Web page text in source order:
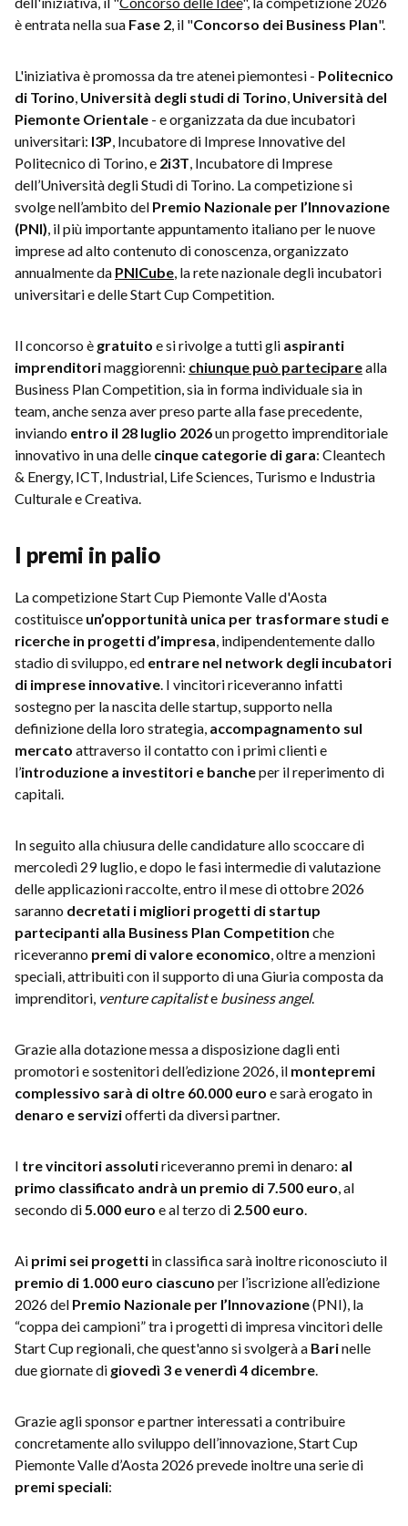
è entrata nella sua Fase 2, il "Concorso dei Business Plan".
L'iniziativa è promossa da tre atenei piemontesi - Politecnico
di Torino, Università degli studi di Torino, Università del
Piemonte Orientale - e organizzata da due incubatori
universitari: I3P, Incubatore di Imprese Innovative del
Politecnico di Torino, e 2i3T, Incubatore di Imprese
dell’Università degli Studi di Torino. La competizione si
svolge nell’ambito del Premio Nazionale per l’Innovazione
(PNI), il più importante appuntamento italiano per le nuove
imprese ad alto contenuto di conoscenza, organizzato
annualmente da PNICube, la rete nazionale degli incubatori
universitari e delle Start Cup Competition.
Il concorso è gratuito e si rivolge a tutti gli aspiranti
imprenditorimaggiorenni: chiunque può parteciparealla
Business Plan Competition, sia in forma individuale sia in
team, anche senza aver preso parte alla fase precedente,
inviando entro il 28 luglio 2026un progetto imprenditoriale
innovativo in una delle cinque categorie di gara: Cleantech
& Energy, ICT, Industrial, Life Sciences, Turismo e Industria
Culturale e Creativa.
I premi in palio
La competizione Start Cup Piemonte Valle d'Aosta
costituisce un’opportunità unica per trasformare studi e
ricerche in progetti d’impresa, indipendentemente dallo
stadio di sviluppo, ed entrare nel network degli incubatori
di imprese innovative. I vincitori riceveranno infatti
sostegno per la nascita delle startup, supporto nella
definizione della loro strategia, accompagnamento sul
mercato attraverso il contatto con i primi clienti e
l’introduzione a investitori e bancheper il reperimento di
capitali.
In seguito alla chiusura delle candidature allo scoccare di
mercoledì 29 luglio, e dopo le fasi intermedie di valutazione
delle applicazioni raccolte, entro il mese di ottobre 2026
saranno decretati i migliori progetti di startup
partecipanti alla Business Plan Competition che
riceveranno premi di valore economico, oltre a menzioni
speciali, attribuiti con il supporto di una Giuria composta da
imprenditori, venture capitaliste business angel.
Grazie alla dotazione messa a disposizione dagli enti
promotori e sostenitori dell’edizione 2026, il montepremi
complessivo sarà di oltre 60.000 euro e sarà erogato in
denaro e serviziofferti da diversi partner.
I tre vincitori assolutiriceveranno premi in denaro: al
primo classificato andrà un premio di 7.500 euro, al
secondo di5.000 euro e al terzo di 2.500 euro.
Ai primi sei progetti in classifica sarà inoltre riconosciuto il
premio di 1.000 euro ciascuno per l’iscrizione all’edizione
2026 del Premio Nazionale per l’Innovazione(PNI), la
“coppa dei campioni” tra i progetti di impresa vincitori delle
Start Cup regionali, che quest'anno si svolgerà a Barinelle
due giornate di giovedì 3 e venerdì 4 dicembre.
Grazie agli sponsor e partner interessati a contribuire
concretamente allo sviluppo dell’innovazione, Start Cup
Piemonte Valle d’Aosta 2026prevede inoltre una serie di
premi speciali: